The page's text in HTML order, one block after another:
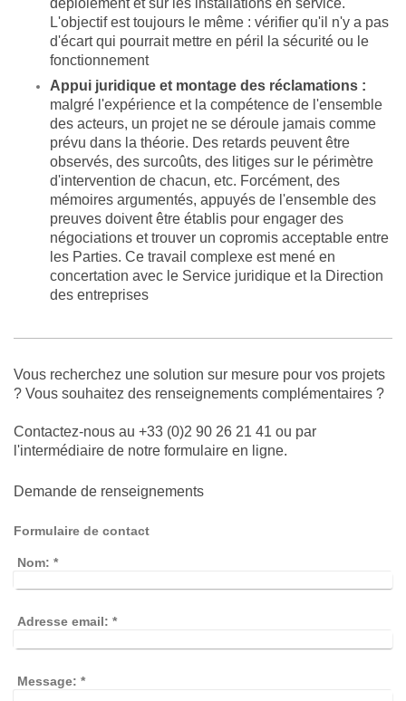
L'objectif est toujours le même : vérifier qu'il n'y a pas
d'écart qui pourrait mettre en péril la sécurité ou le
fonctionnement
Appui juridique et montage des réclamations :
malgré l'expérience et la compétence de l'ensemble
des acteurs, un projet ne se déroule jamais comme
prévu dans la théorie. Des retards peuvent être
observés, des surcoûts, des litiges sur le périmètre
d'intervention de chacun, etc. Forcément, des
mémoires argumentés, appuyés de l'ensemble des
preuves doivent être établis pour engager des
négociations et trouver un copromis acceptable entre
les Parties. Ce travail complexe est mené en
concertation avec le Service juridique et la Direction
des entreprises
Vous recherchez une solution sur mesure pour vos projets
? Vous souhaitez des renseignements complémentaires ?
Contactez-nous au +33 (0)2 90 26 21 41 ou par
l'intermédiaire de notre formulaire en ligne.
Demande de renseignements
Formulaire de contact
Nom: *
Adresse email: *
Message: *